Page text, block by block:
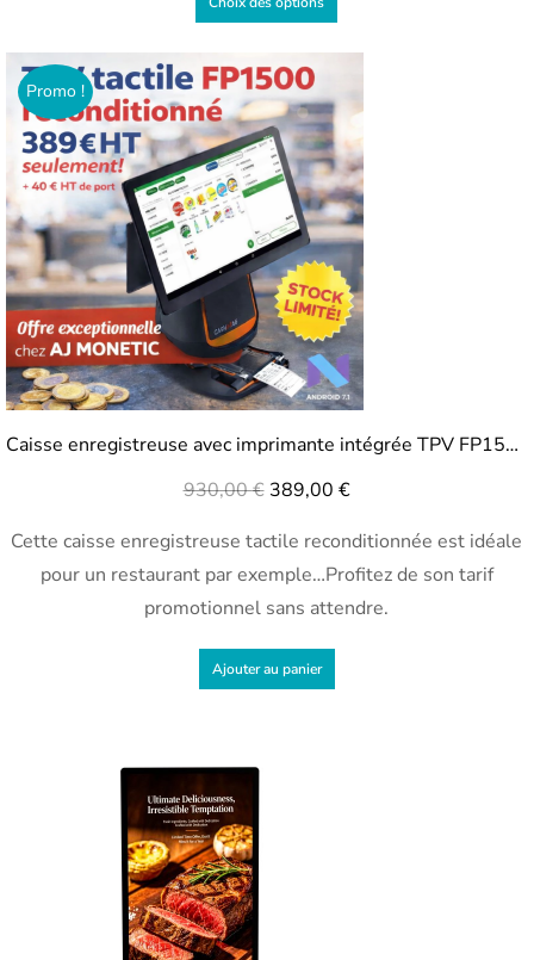
Promo !
Caisse enregistreuse avec imprimante intégrée TPV FP1500 reconditionnée
930,00€ 389,00 €
Cette caisse enregistreuse tactile reconditionnée est idéale
pour un restaurant par exemple…Profitez de son tarif
promotionnel sans attendre.
Ajouter au panier